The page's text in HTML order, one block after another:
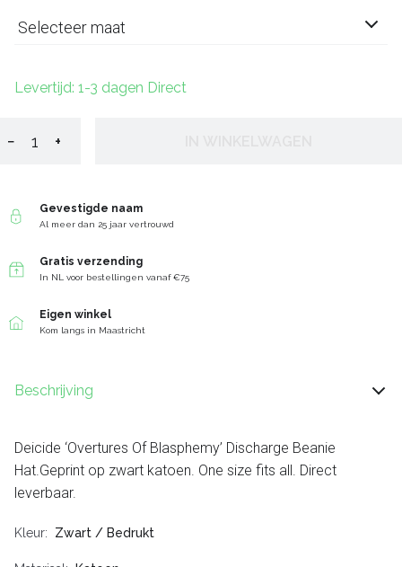
Selecteer maat
Levertijd: 1-3 dagen Direct
− +
Gevestigde naam
Al meer dan 25 jaar vertrouwd
Gratis verzending
In NL voor bestellingen vanaf €75
Eigen winkel
Kom langs in Maastricht
Beschrijving
Deicide ‘Overtures Of Blasphemy’ Discharge Beanie
Hat.Geprint op zwart katoen. One size fits all. Direct
leverbaar.
Kleur Zwart / Bedrukt